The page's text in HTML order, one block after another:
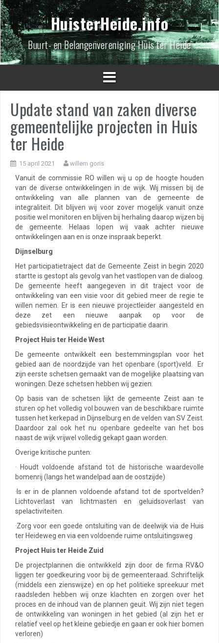
Spring
naar
inhoud
HuisterHeide.info
Buurt- en Belangenvereniging Huis ter Heide
Update stand van zaken diverse
gemeentelijke projecten in Huis
ter Heide
15 april 2021 willem goris
Vanuit de commissie RO willen wij u op de hoogte houden
van de diverse ontwikkelingen in de wijk. Wij missen bij de
ontwikkeling van alle plannen van de gemeente de
integraliteit. Dit blijven wij voor zover mogelijk vanuit onze
positie wel monitoren en blijven bij herhaling daarop wijzen bij
de gemeente. Helaas lopen wij vaak achter nieuwe
ontwikkelingen aan en is onze inspraak beperkt.
Dijnselburg
Het participatietraject dat de Gemeente Zeist in begin 2020
startte is gestopt als gevolg van het vastlopen van de dialoog.
De gemeente heeft aangegeven in dit traject voor de
ontwikkeling van een visie voor dit gebied meer de regie te
willen nemen. Er is een nieuwe projectleider aangesteld en
deze zet een nieuwe aanpak op voor de
gebiedsvisieontwikkeling en de participatie daarin.
Project Huis ter Heide West
De gemeente ontwikkelt een bestemmingsplan voor het
gebied aan de noordzijde van het openbare (sport)veld. Er
zijn eerste schetsen gemaakt van de mogelijke plaatsing van
woningen. Deze schetsen hebben wij gezien.
Op basis van de schetsen lijkt de gemeente Zeist aan te
sturen op het volledig vol bouwen van de beschikbare ruimte
tussen het kerkepad in Dijnselburg en de velden van SV Zeist.
Daardoor zal ook het nu openbare gedeelte van het bos
naast de wijk vrijwel volledig gekapt gaan worden.
Overige kritische punten:
· Houdt voldoende afstand tot de historische waardevolle
bomenrij (langs het wandelpad aan de oostzijde)
·Is er in de plannen voldoende afstand tot de sportvelden?
Lichtoverlast van lichtmasten en geluidsoverlast van
spelactiviteiten.
·Zorg voor een goede ontsluiting van de deelwijk via de Huis
ter Heideweg en via een voldoende ruime ontsluitingsweg
Project Huis ter Heide Zuid
De projectplannen die ontwikkeld zijn door de firma RV&O
liggen ter goedkeuring voor bij de gemeenteraad. Schriftelijk
(middels een zienswijze) en op het politieke spreekuur met
raadsleden hebben wij onze klachten en zorgen over het
proces en de inhoud van de plannen geuit. Wij zijn niet tegen
de ontwikkeling van woningen in het gebied (al zijn het er
relatief veel op het kleine gebiedje en gaan er ook hier bomen
verloren)